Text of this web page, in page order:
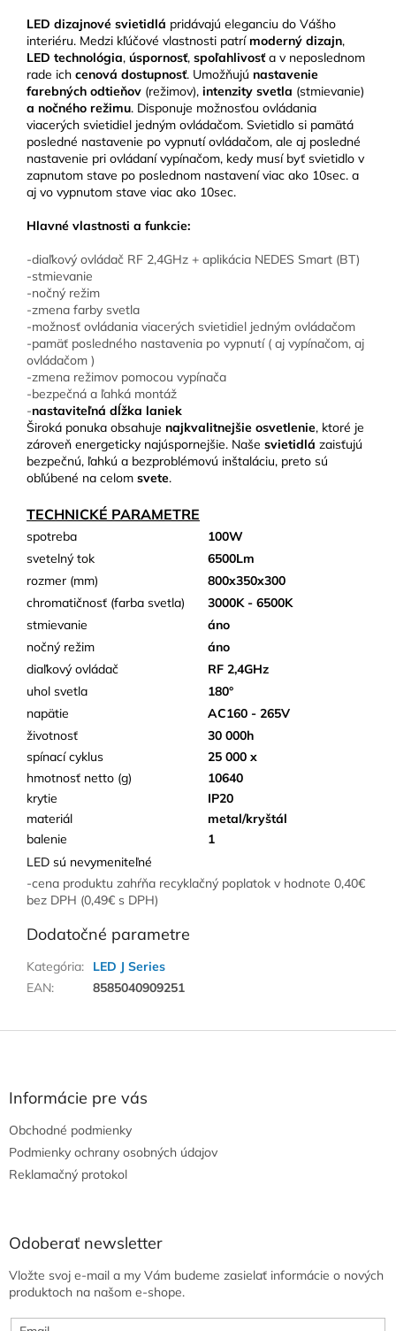
LED dizajnové svietidlá pridávajú eleganciu do Vášho
interiéru. Medzi kľúčové vlastnosti patrímoderný dizajn,
LED technológia, úspornosť, spoľahlivosť a v neposlednom
rade ich cenová dostupnosť. Umožňujú nastavenie
farebných odtieňov (režimov), intenzity svetla (stmievanie)
a nočného režimu. Disponuje možnosťou ovládania
viacerých svietidiel jedným ovládačom. Svietidlo si pamätá
posledné nastavenie po vypnutí ovládačom, ale aj posledné
nastavenie pri ovládaní vypínačom, kedy musí byť svietidlo v
zapnutom stave po poslednom nastavení viac ako 10sec. a
aj vo vypnutom stave viac ako 10sec.
Hlavné vlastnosti a funkcie:
-diaľkový ovládač RF 2,4GHz + aplikácia NEDES Smart (BT)
-stmievanie
-nočný režim
-zmena farby svetla
-možnosť ovládania viacerých svietidiel jedným ovládačom
-pamäť posledného nastavenia po vypnutí ( aj vypínačom, aj
ovládačom )
-zmena režimov pomocou vypínača
-bezpečná a ľahká montáž
-nastaviteľná dĺžka laniek
Široká ponuka obsahuje najkvalitnejšie osvetlenie, ktoré je
zároveň energeticky najúspornejšie. Naše svietidlá zaisťujú
bezpečnú, ľahkú a bezproblémovú inštaláciu, preto sú
obľúbené na celom svete.
TECHNICKÉ PARAMETRE
spotreba
100W
svetelný tok
6500Lm
rozmer (mm)
800x350x300
chromatičnosť (farba svetla)
3000K - 6500K
stmievanie
áno
nočný režim
áno
diaľkový ovládač
RF 2,4GHz
uhol svetla
180°
napätie
AC160 - 265V
životnosť
30 000h
spínací cyklus
25 000 x
hmotnosť netto (g)
10640
krytie
IP20
materiál
metal/kryštál
balenie
1
LED sú nevymeniteľné
-cena produktu zahŕňa recyklačný poplatok v hodnote 0,40€
bez DPH (0,49€ s DPH)
Dodatočné parametre
Kategória:
LED J Series
EAN: 8585040909251
Informácie pre vás
Obchodné podmienky
Podmienky ochrany osobných údajov
Reklamačný protokol
Odoberať newsletter
Vložte svoj e-mail a my Vám budeme zasielať informácie o nových
produktoch na našom e-shope.